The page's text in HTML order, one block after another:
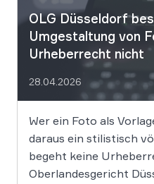
OLG Düsseldorf
Umgestaltung von
Urheberrecht nicht
28.04.2026
Wer ein Foto als
daraus ein stilistisch
begeht keine
Oberlandesgericht